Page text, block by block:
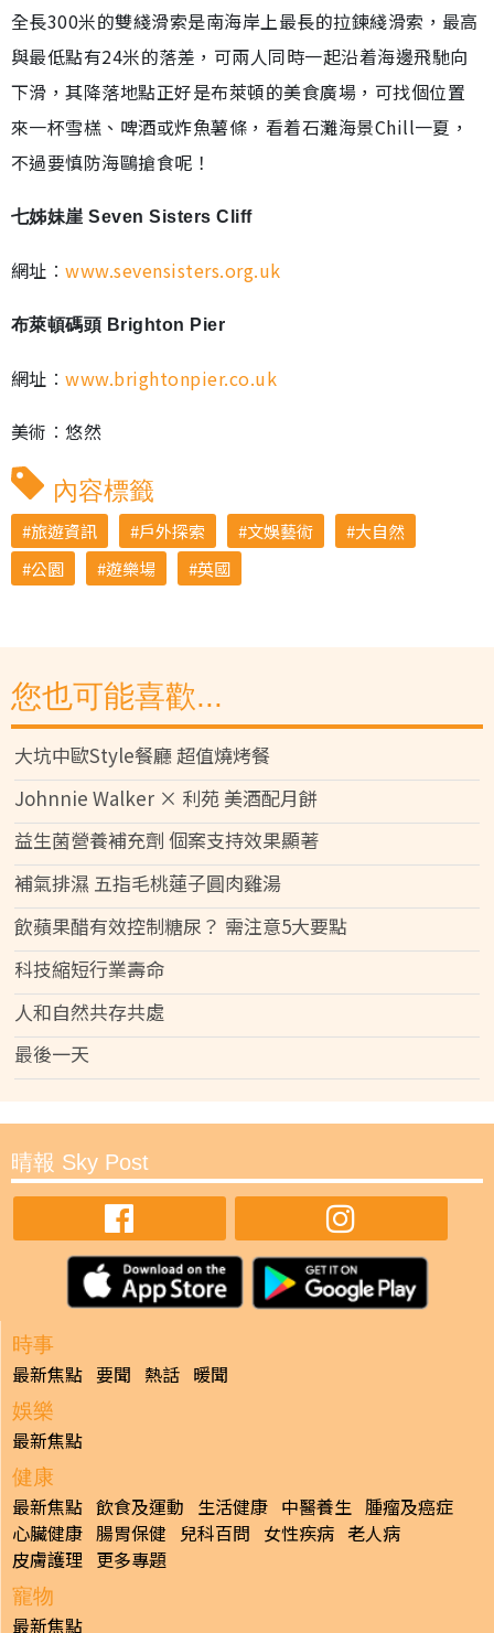
全長300米的雙綫滑索是南海岸上最長的拉鍊綫滑索，最高
與最低點有24米的落差，可兩人同時一起沿着海邊飛馳向
下滑，其降落地點正好是布萊頓的美食廣場，可找個位置
來一杯雪榚、啤酒或炸魚薯條，看着石灘海景Chill一夏，
不過要慎防海鷗搶食呢！
七姊妹崖 Seven Sisters Cliff
網址︰www.sevensisters.org.uk
布萊頓碼頭 Brighton Pier
網址︰www.brightonpier.co.uk
美術︰悠然
內容標籤
旅遊資訊 戶外探索 文娛藝術
大自然
公園
遊樂場 英國
您也可能喜歡...
大坑中歐Style餐廳 超值燒烤餐
Johnnie Walker × 利苑 美酒配月餅
益生菌營養補充劑 個案支持效果顯著
補氣排濕 五指毛桃蓮子圓肉雞湯
飲蘋果醋有效控制糖尿？ 需注意5大要點
科技縮短行業壽命
人和自然共存共處
最後一天
晴報 Sky Post
時事
最新焦點 要聞 熱話 暖聞
娛樂
最新焦點
健康
最新焦點 飲食及運動 生活健康 中醫養生 腫瘤及癌症
心臟健康 腸胃保健 兒科百問 女性疾病 老人病
皮膚護理 更多專題
寵物
最新焦點